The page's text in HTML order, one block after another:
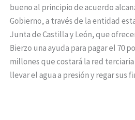
bueno al principio de acuerdo
Gobierno, a través de la entidad
Junta de Castilla y León, que
Bierzo una ayuda para pagar el 70
millones que costará la red
llevar el agua a presión y regar sus